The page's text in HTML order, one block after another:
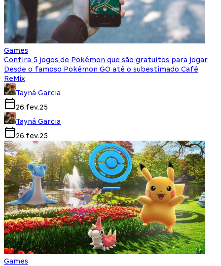
Games
Confira 5 jogos de Pokémon que são gratuitos para jogar
Desde o famoso Pokémon GO até o subestimado Café
ReMix
Tayná Garcia
26.fev.25
Tayná Garcia
26.fev.25
Games